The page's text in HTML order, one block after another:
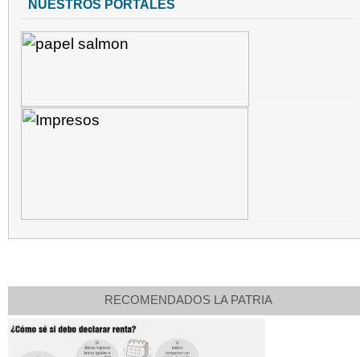
NUESTROS PORTALES
RECOMENDADOS LA PATRIA